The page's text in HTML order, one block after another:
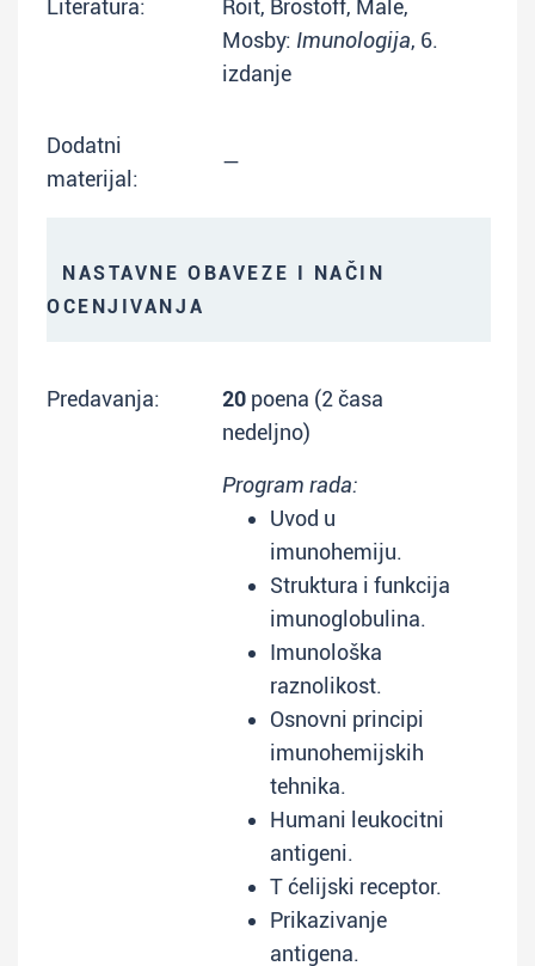
Literatura:
Roit, Brostoff, Male,
Mosby: Imunologija, 6.
izdanje
Dodatni
materijal:
—
NASTAVNE OBAVEZE I NAČIN
OCENJIVANJA
Predavanja: 20 poena (2 časa
nedeljno)
Program rada:
Uvod u
imunohemiju.
Struktura i funkcija
imunoglobulina.
Imunološka
raznolikost.
Osnovni principi
imunohemijskih
tehnika.
Humani leukocitni
antigeni.
T ćelijski receptor.
Prikazivanje
antigena.